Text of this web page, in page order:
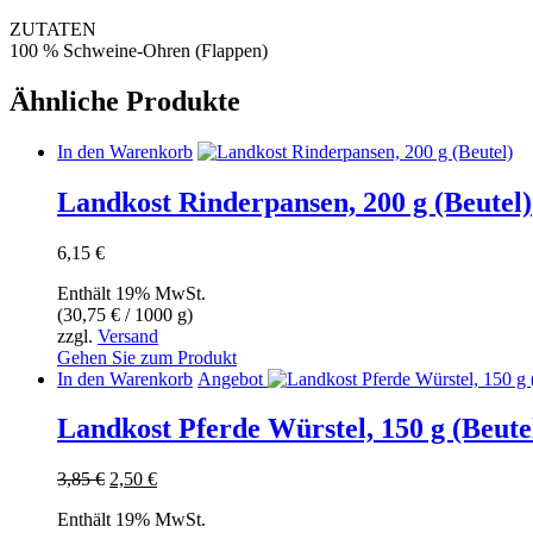
ZUTATEN
100 % Schweine-Ohren (Flappen)
Ähnliche Produkte
In den Warenkorb
Landkost Rinderpansen, 200 g (Beutel)
6,15 €
Enthält 19% MwSt.
(30,75 € / 1000 g)
zzgl. Versand
Gehen Sie zum Produkt
In den Warenkorb Angebot
Landkost Pferde Würstel, 150 g
3,85€ Ursprünglicher
war:
2,50 €Aktueller
ist:
Enthält 19% MwSt.